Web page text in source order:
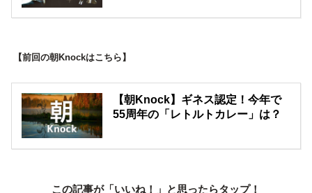
【前回の朝Knockはこちら】
【朝Knock】ギネス認定！今年で
55周年の「レトルトカレー」は？
この記事が「いいね！」と思ったらタップ！